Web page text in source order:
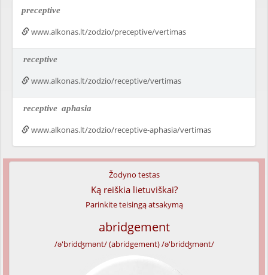
preceptive
www.alkonas.lt/zodzio/preceptive/vertimas
receptive
www.alkonas.lt/zodzio/receptive/vertimas
receptive aphasia
www.alkonas.lt/zodzio/receptive-aphasia/vertimas
Žodyno testas
Ką reiškia lietuviškai?
Parinkite teisingą atsakymą
abridgement
/ə'bridʤmənt/ (abridgement) /ə'bridʤmənt/